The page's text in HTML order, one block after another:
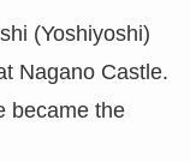
(Yoshiyoshi)
Nagano Castle.
became the